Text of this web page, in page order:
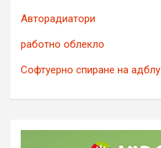
Авторадиатори
работно облекло
Софтуерно спиране на адблу